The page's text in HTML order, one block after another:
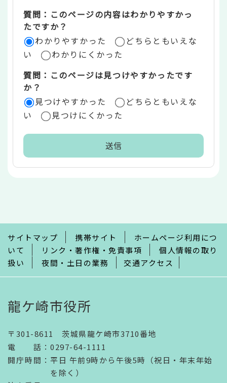
リ
ア
質問：このページの内容はわかりやすかっ
たですか？
わかりやすかった
どちらともいえな
い
わかりにくかった
質問：このページは見つけやすかったです
か？
見つけやすかった
どちらともいえな
い
見つけにくかった
で
サイトマップ 携帯サイト
ホームページ利用につ
いて
リンク・著作権・免責事項
個人情報の取り
扱い
夜間・土日の業務 交通アクセス
龍ケ崎市役所
〒301-8611 茨城県龍ケ崎市3710番地
電話 ： 0297-64-1111
開庁時間 ： 平日 午前9時から午後5時（祝日・年末年始
を除く）